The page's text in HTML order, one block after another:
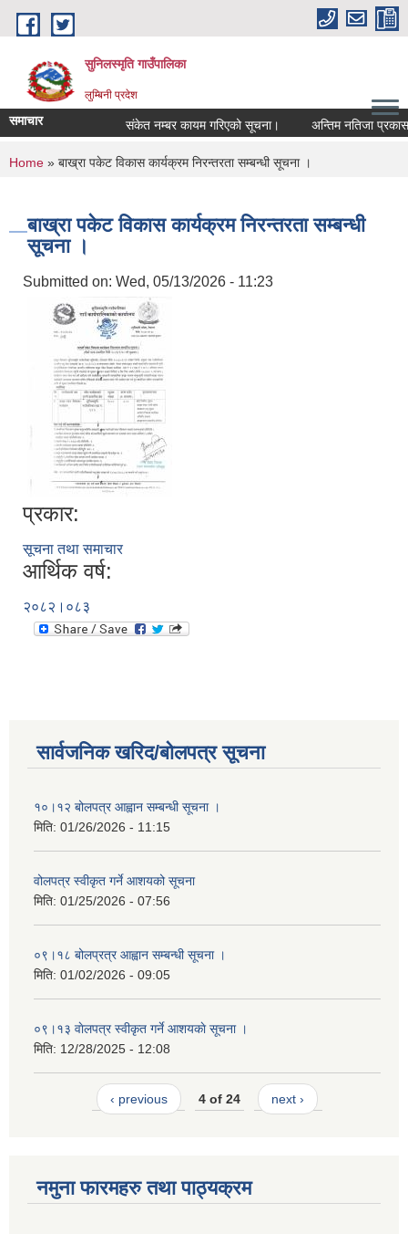
Skip to main content
सुनिलस्मृति गाउँपालिका
लुम्बिनी प्रदेश
समाचार संकेत नम्बर कायम गरिएको सूचना। अन्तिम नतिजा प्रकासन
You are here
Home » बाख्रा पकेट विकास कार्यक्रम निरन्तरता सम्बन्धी सूचना ।
बाख्रा पकेट विकास कार्यक्रम निरन्तरता सम्बन्धी
सूचना ।
Submitted on: Wed, 05/13/2026 - 11:23
प्रकार:
सूचना तथा समाचार
आर्थिक वर्ष:
२०८२।०८३
सार्वजनिक खरिद/बोलपत्र सूचना
१०।१२ बोलपत्र आह्वान सम्बन्धी सूचना ।
मिति: 01/26/2026 - 11:15
वोलपत्र स्वीकृत गर्ने आशयको सूचना
मिति: 01/25/2026 - 07:56
०९।१८ बोलप्रत्र आह्वान सम्बन्धी सूचना ।
मिति: 01/02/2026 - 09:05
०९।१३ वाेलपत्र स्वीकृत गर्ने आशयकाे सूचना ।
मिति: 12/28/2025 - 12:08
‹ previous 4 of 24 next ›
नमुना फारमहरु तथा पाठ्यक्रम